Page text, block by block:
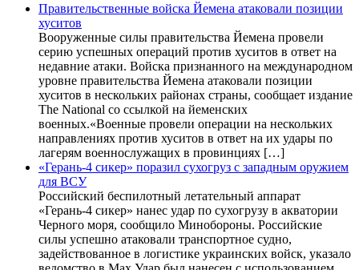
Правительственные войска Йемена атаковали позиции
хуситов
Вооруженные силы правительства Йемена провели
серию успешных операций против хуситов в ответ на
недавние атаки. Войска признанного на международном
уровне правительства Йемена атаковали позиции
хуситов в нескольких районах страны, сообщает издание
The National со ссылкой на йеменских
военных.«Военные провели операции на нескольких
направлениях против хуситов в ответ на их удары по
лагерям военнослужащих в провинциях […]
«Герань-4 сикер» поразил сухогруз с западным оружием
для ВСУ
Российский беспилотный летательный аппарат
«Герань-4 сикер» нанес удар по сухогрузу в акватории
Черного моря, сообщило Минобороны. Российские
силы успешно атаковали транспортное судно,
задействованное в логистике украинских войск, указало